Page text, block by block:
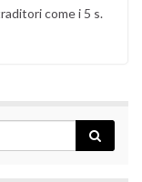
come i 5 s.